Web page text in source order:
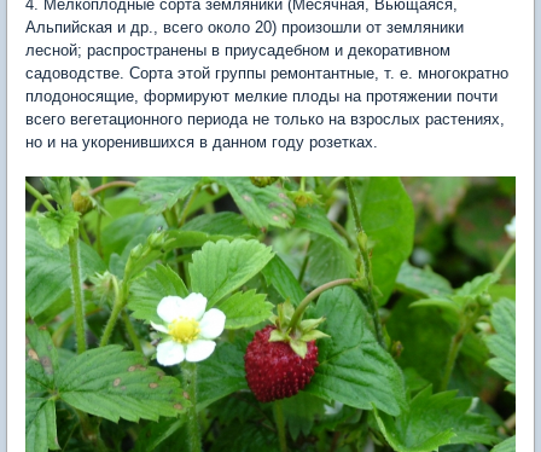
4. Мелкоплодные сорта земляники (Месячная, Вьющаяся,
Альпийская и др., всего около 20) произошли от земляники
лесной; распространены в приусадебном и декоративном
садоводстве. Сорта этой группы ремонтантные, т. е. многократно
плодоносящие, формируют мелкие плоды на протяжении почти
всего вегетационного периода не только на взрослых растениях,
но и на укоренившихся в данном году розетках.